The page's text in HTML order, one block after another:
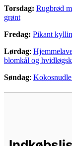
Torsdag: Rugbrød
grønt
Fredag: Pikant
Lørdag:
blomkål og
Søndag: